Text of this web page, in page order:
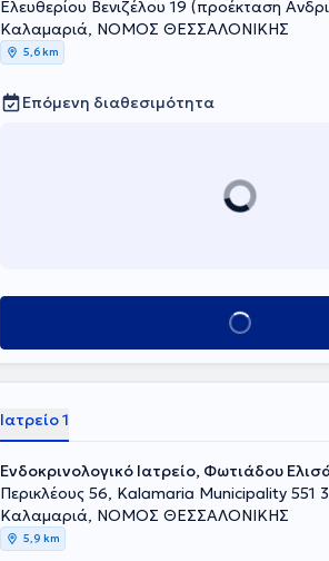
Ελευθερίου Βενιζέλου 19 (προέκταση
Καλαμαριά, ΝΟΜΟΣ ΘΕΣΣΑΛΟΝΙΚΗΣ
5,6 km
Επόμενη διαθεσιμότητα
Κλείσε ραντεβού
Ιατρείο 1
Ενδοκρινολογικό Ιατρείο, Φωτιάδου
Περικλέους 56, Kalamaria Municipality 551
Καλαμαριά, ΝΟΜΟΣ ΘΕΣΣΑΛΟΝΙΚΗΣ
5,9 km